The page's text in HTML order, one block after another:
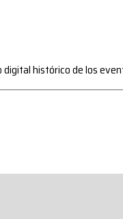
histórico de los